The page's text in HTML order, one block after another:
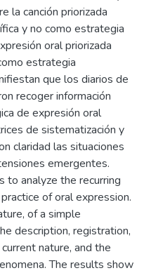
la canción priorizada
y no como estrategia
oral priorizada
estrategia
que los diarios de
recoger información
de expresión oral
de sistematización y
claridad las situaciones
emergentes.
to analyze the recurring
of oral expression.
of a simple
description, registration,
nature, and the
The results show